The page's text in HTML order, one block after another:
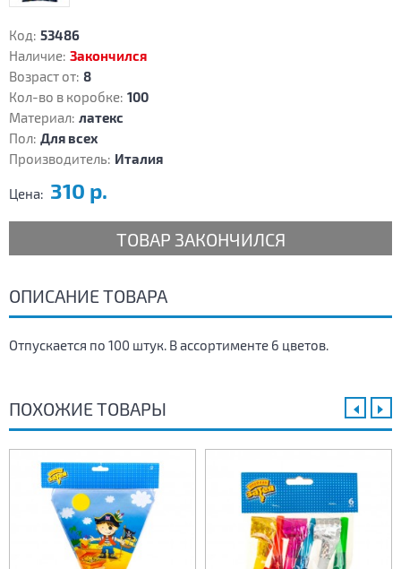
Код: 53486
Наличие: Закончился
Возраст от: 8
Кол-во в коробке: 100
Материал: латекс
Пол: Для всех
Производитель: Италия
Цена: 310 р.
ТОВАР ЗАКОНЧИЛСЯ
ОПИСАНИЕ ТОВАРА
Отпускается по 100 штук. В ассортименте 6 цветов.
ПОХОЖИЕ ТОВАРЫ